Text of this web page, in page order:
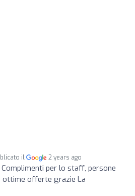
il 2 years ago
Complimenti per lo staff, persone
ottime offerte grazie La